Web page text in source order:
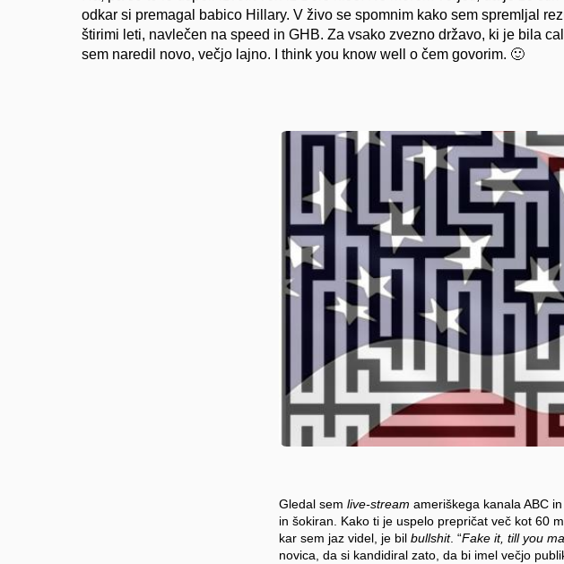
odkar si premagal babico Hillary. V živo se spomnim kako sem spremljal
štirimi leti, navlečen na speed in GHB. Za vsako zvezno državo, ki je bila
sem naredil novo, večjo lajno. I think you know well o čem govorim. 🙂
Gledal semlive-stream ameriškega kanala ABC
in šokiran. Kako ti je uspelo prepričat več kot 60
kar sem jaz videl, je bilbullshit. “Fake it, till you
novica, da si kandidiral zato, da bi imel večjo